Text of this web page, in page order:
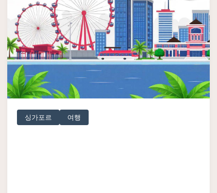
싱가포르 여행